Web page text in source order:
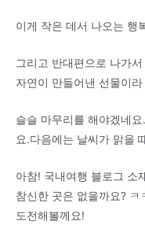
이게 작은 데서 나오는 행
그리고 반대편으로 나가
자연이 만들어낸 선물이라
슬슬 마무리를 해야겠네
요.다음에는 날씨가 맑을
아참! 국내여행 블로그 소
참신한 곳은 없을까요?
도전해볼께요!